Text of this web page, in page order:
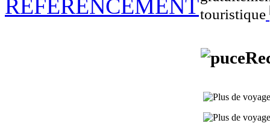
touristique